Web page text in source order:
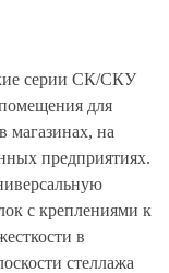
серии СК/СКУ
для
магазинах, на
предприятиях.
с креплениями к
в
стеллажа